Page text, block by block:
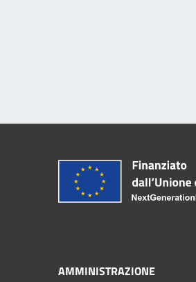
AMMINISTRAZIONE